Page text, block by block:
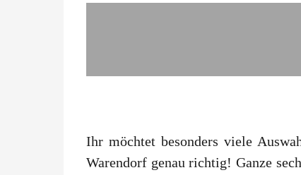
Ihr möchtet besonders viele
Warendorf genau richtig! Ganze